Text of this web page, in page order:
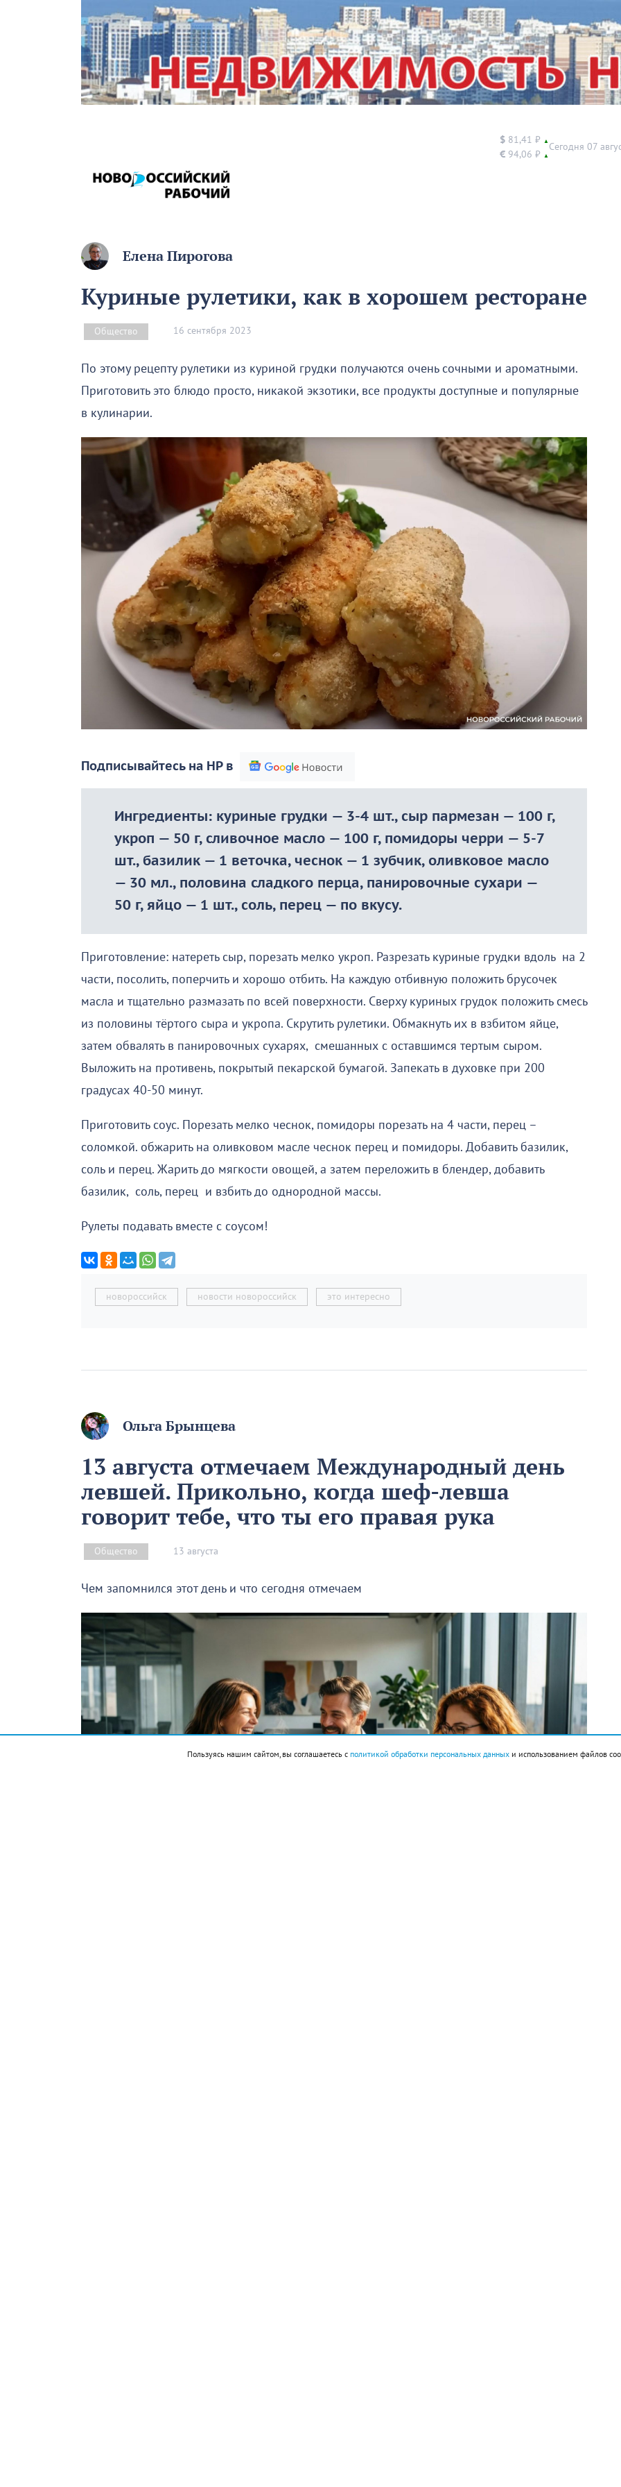
$ 81,41 ₽ ▲
€ 94,06 ₽ ▲
Сегодня 07
Елена Пирогова
Куриные рулетики, как в хорошем ресторане
Общество 16 сентября 2023
По этому рецепту рулетики из куриной грудки получаются очень сочными и ароматными.
Приготовить это блюдо просто, никакой экзотики, все продукты доступные и популярные
в кулинарии.
Подписывайтесь на НР в
Ингредиенты: куриные грудки — 3-4 шт., сыр пармезан — 100 г,
укроп — 50 г, сливочное масло — 100 г, помидоры черри — 5-7
шт., базилик — 1 веточка, чеснок — 1 зубчик, оливковое масло
— 30 мл., половина сладкого перца, панировочные сухари —
50 г, яйцо — 1 шт., соль, перец — по вкусу.
Приготовление: натереть сыр, порезать мелко укроп. Разрезать куриные грудки вдоль на 2
части, посолить, поперчить и хорошо отбить. На каждую отбивную положить брусочек
масла и тщательно размазать по всей поверхности. Сверху куриных грудок положить смесь
из половины тёртого сыра и укропа. Скрутить рулетики. Обмакнуть их в взбитом яйце,
затем обвалять в панировочных сухарях, смешанных с оставшимся тертым сыром.
Выложить на противень, покрытый пекарской бумагой. Запекать в духовке при 200
градусах 40-50 минут.
Приготовить соус. Порезать мелко чеснок, помидоры порезать на 4 части, перец –
соломкой. обжарить на оливковом масле чеснок перец и помидоры. Добавить базилик,
соль и перец. Жарить до мягкости овощей, а затем переложить в блендер, добавить
базилик, соль, перец и взбить до однородной массы.
Рулеты подавать вместе с соусом!
новороссийск новости новороссийск это интересно
Ольга Брынцева
13 августа отмечаем Международный день
левшей. Прикольно, когда шеф-левша
говорит тебе, что ты его правая рука
Общество 13 августа
Чем запомнился этот день и что сегодня отмечаем
Пользуясь нашим сайтом, вы соглашаетесь с политикой обработки персональных данныхи использованием файлов